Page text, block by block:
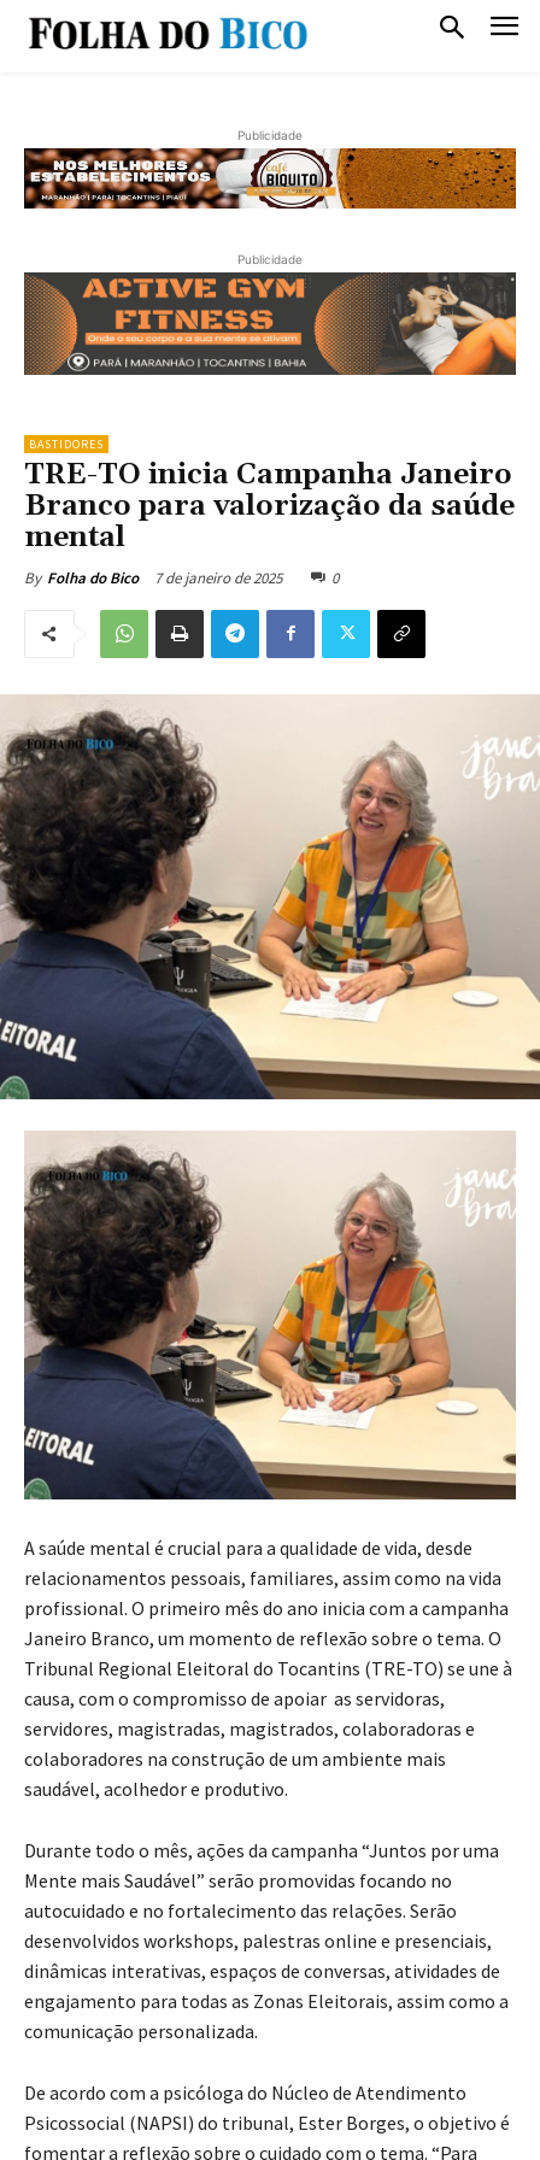
Publicidade
Publicidade
BASTIDORES
TRE-TO inicia Campanha Janeiro
Branco para valorização da saúde
mental
By Folha do Bico 7 de janeiro de 2025 0
A saúde mental é crucial para a qualidade de vida, desde
relacionamentos pessoais, familiares, assim como na vida
profissional. O primeiro mês do ano inicia com a campanha
Janeiro Branco, um momento de reflexão sobre o tema. O
Tribunal Regional Eleitoral do Tocantins (TRE-TO) se une à
causa, com o compromisso de apoiar as servidoras,
servidores, magistradas, magistrados, colaboradoras e
colaboradores na construção de um ambiente mais
saudável, acolhedor e produtivo.
Durante todo o mês, ações da campanha “Juntos por uma
Mente mais Saudável” serão promovidas focando no
autocuidado e no fortalecimento das relações. Serão
desenvolvidos workshops, palestras online e presenciais,
dinâmicas interativas, espaços de conversas, atividades de
engajamento para todas as Zonas Eleitorais, assim como a
comunicação personalizada.
De acordo com a psicóloga do Núcleo de Atendimento
Psicossocial (NAPSI) do tribunal, Ester Borges, o objetivo é
fomentar a reflexão sobre o cuidado com o tema. “Para